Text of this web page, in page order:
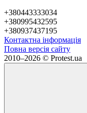
+380443333034
+380995432595
+380937437195
Контактна інформація
Повна версія сайту
2010–2026 © Protest.ua